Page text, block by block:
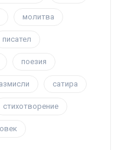
молитва
писател
поезия
сатира
стихотворение